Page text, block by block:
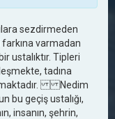
sezdirmeden
varmadan
ustalıktır. Tipleri
tadına
Nedim
bu geçiş ustalığı,
insanın, şehrin,